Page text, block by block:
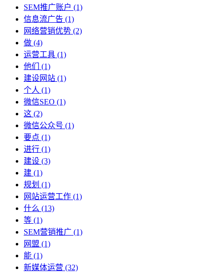
SEM推广账户 (1)
信息流广告 (1)
网络营销优势 (2)
做 (4)
运营工具 (1)
他们
(1)
建设网站 (1)
个人 (1)
微信SEO (1)
这 (2)
微信公众号 (1)
要点 (1)
进行 (1)
建设 (3)
建 (1)
规划 (1)
网站运营工作 (1)
什么 (13)
等 (1)
SEM营销推广 (1)
网盟 (1)
能 (1)
新媒体运营 (32)